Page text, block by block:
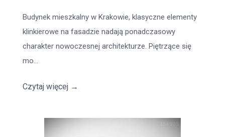
Budynek mieszkalny w Krakowie, klasyczne elementy
klinkierowe na fasadzie nadają ponadczasowy
charakter nowoczesnej architekturze. Piętrzące się
mo...
Czytaj więcej →